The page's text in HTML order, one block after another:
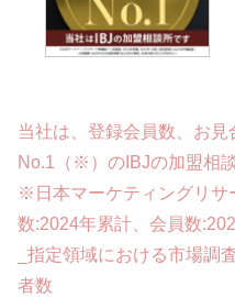
当社は、登録会員数、お
No.1（※）のIBJの加盟相談
※日本マーケティングリサ
数:2024年累計、会員数
_指定領域における市場
者数